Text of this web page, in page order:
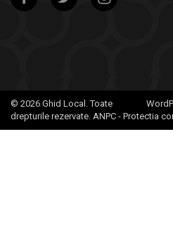
© 2026 Ghid Local. Toate
drepturile rezervate. ANPC - Protectia